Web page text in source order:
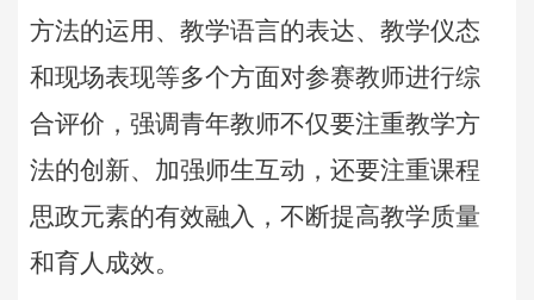
方法的运用、教学语言的表达、教学仪态
和现场表现等多个方面对参赛教师进行综
合评价，强调青年教师不仅要注重教学方
法的创新、加强师生互动，还要注重课程
思政元素的有效融入，不断提高教学质量
和育人成效。